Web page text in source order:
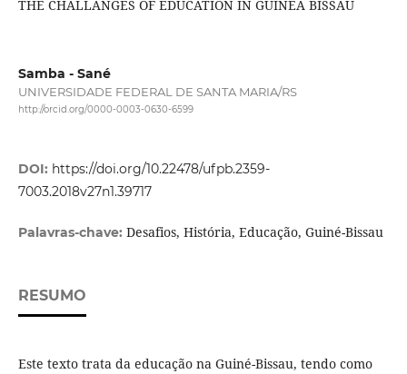
THE CHALLANGES OF EDUCATION IN GUINEA BISSAU
Samba - Sané
UNIVERSIDADE FEDERAL DE SANTA MARIA/RS
http://orcid.org/0000-0003-0630-6599
DOI: https://doi.org/10.22478/ufpb.2359-
7003.2018v27n1.39717
Palavras-chave: Desafios, História, Educação, Guiné-Bissau
RESUMO
Este texto trata da educação na Guiné-Bissau, tendo como